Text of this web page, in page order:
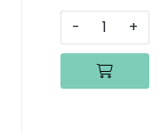
- +